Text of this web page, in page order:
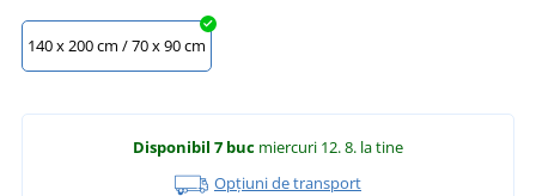
140 x 200 cm / 70 x 90 cm
Disponibil 7 buc miercuri 12. 8. la tine
Opțiuni de transport